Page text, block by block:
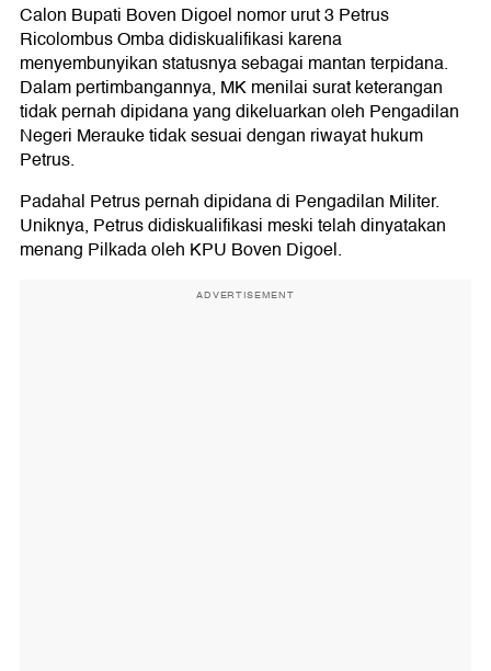
Calon Bupati Boven Digoel nomor urut 3 Petrus
Ricolombus Omba didiskualifikasi karena
menyembunyikan statusnya sebagai mantan terpidana.
Dalam pertimbangannya, MK menilai surat keterangan
tidak pernah dipidana yang dikeluarkan oleh Pengadilan
Negeri Merauke tidak sesuai dengan riwayat hukum
Petrus.
Padahal Petrus pernah dipidana di Pengadilan Militer.
Uniknya, Petrus didiskualifikasi meski telah dinyatakan
menang Pilkada oleh KPU Boven Digoel.
ADVERTISEMENT